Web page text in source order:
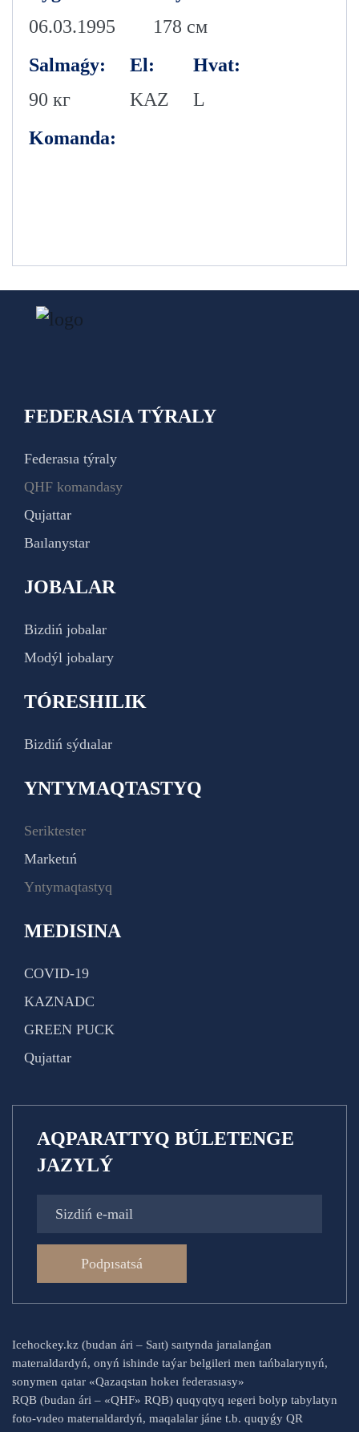
06.03.1995
178 см
Salmaǵy:
90 кг
El:
KAZ
Hvat:
L
Komanda:
FEDERASIA TÝRALY
Federasıa týraly
QHF komandasy
Qujattar
Baılanystar
JOBALAR
Bizdiń jobalar
Modýl jobalary
TÓRESHILIK
Bizdiń sýdıalar
YNTYMAQTASTYQ
Seriktester
Marketıń
Yntymaqtastyq
MEDISINA
COVID-19
KAZNADC
GREEN PUCK
Qujattar
AQPARATTYQ BÚLETENGE
JAZYLÝ
Podpısatsá
Icehockey.kz (budan ári – Saıt) saıtynda jarıalanǵan
materıaldardyń, onyń ishinde taýar belgileri men tańbalarynyń,
sonymen qatar «Qazaqstan hokeı federasıasy»
RQB (budan ári – «QHF» RQB) quqyqtyq ıegeri bolyp tabylatyn
foto-vıdeo materıaldardyń, maqalalar jáne t.b. quqyǵy QR